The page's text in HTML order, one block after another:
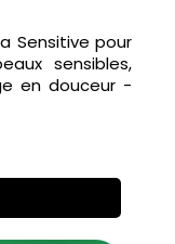
Sensitive pour
sensibles,
en douceur -